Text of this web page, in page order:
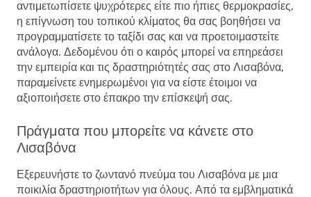
αντιμετωπίσετε ψυχρότερες είτε πιο ήπιες θερμοκρασίες,
η επίγνωση του τοπικού κλίματος θα σας βοηθήσει να
προγραμματίσετε το ταξίδι σας και να προετοιμαστείτε
ανάλογα. Δεδομένου ότι ο καιρός μπορεί να επηρεάσει
την εμπειρία και τις δραστηριότητές σας στο Λισαβόνα,
παραμείνετε ενημερωμένοι για να είστε έτοιμοι να
αξιοποιήσετε στο έπακρο την επίσκεψή σας.
Πράγματα που μπορείτε να κάνετε στο
Λισαβόνα
Εξερευνήστε το ζωντανό πνεύμα του Λισαβόνα με μια
ποικιλία δραστηριοτήτων για όλους. Από τα εμβληματικά